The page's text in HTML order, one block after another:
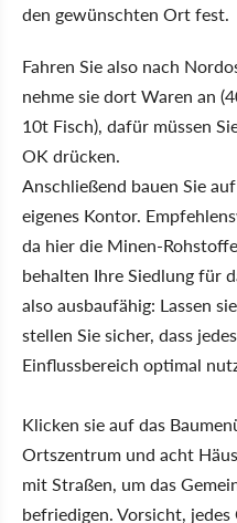
den gewünschten Ort fest.
Fahren Sie also nach
nehme sie dort Waren an
10t Fisch), dafür müssen
OK drücken.
Anschließend bauen Sie
eigenes Kontor.
da hier die Minen-
behalten Ihre Siedlung für
also ausbaufähig: Lassen
stellen Sie sicher, dass
Einflussbereich optimal
Klicken sie auf das
Ortszentrum und acht
mit Straßen, um das
befriedigen. Vorsicht,